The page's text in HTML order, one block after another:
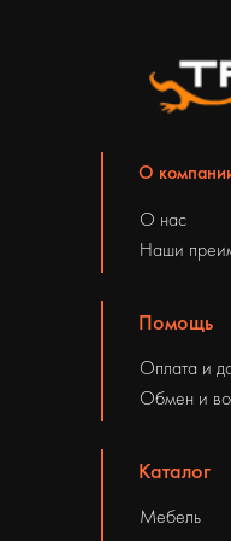
О
О нас
Наши
Помощь
Оплата и
Обмен и
Каталог
Мебель